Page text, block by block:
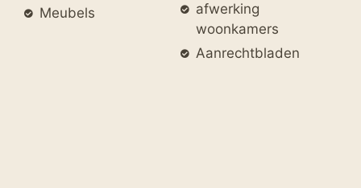
Meubels
afwerking
woonkamers
Aanrechtbladen